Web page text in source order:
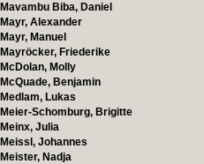
Mavambu Biba, Daniel
Mayr, Alexander
Mayr, Manuel
Mayröcker, Friederike
McDolan, Molly
McQuade, Benjamin
Medlam, Lukas
Meier-Schomburg, Brigitte
Meinx, Julia
Meissl, Johannes
Meister, Nadja